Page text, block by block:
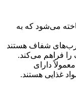
می‌شود که به
شفاف هستند
را فراهم می‌کند.
معمولاً دارای
غذایی هستند.